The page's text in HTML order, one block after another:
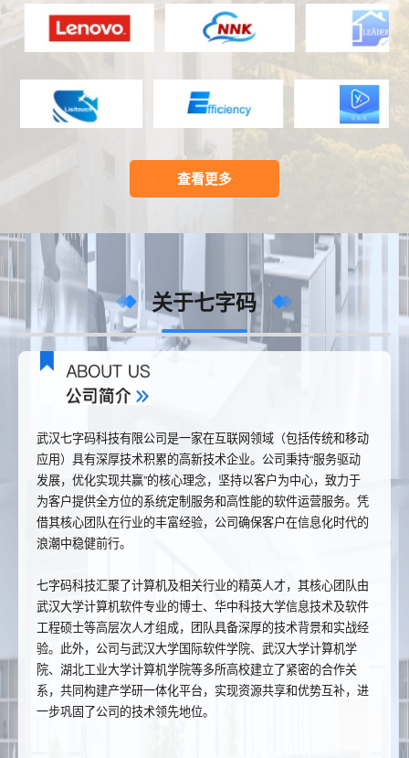
查看更多
关于七字码
武汉七字码科技有限公司是一家在互联网领域（包括传统和移动
应用）具有深厚技术积累的高新技术企业。公司秉持“服务驱动
发展，优化实现共赢”的核心理念，坚持以客户为中心，致力于
为客户提供全方位的系统定制服务和高性能的软件运营服务。凭
借其核心团队在行业的丰富经验，公司确保客户在信息化时代的
浪潮中稳健前行。
七字码科技汇聚了计算机及相关行业的精英人才，其核心团队由
武汉大学计算机软件专业的博士、华中科技大学信息技术及软件
工程硕士等高层次人才组成，团队具备深厚的技术背景和实战经
验。此外，公司与武汉大学国际软件学院、武汉大学计算机学
院、湖北工业大学计算机学院等多所高校建立了紧密的合作关
系，共同构建产学研一体化平台，实现资源共享和优势互补，进
一步巩固了公司的技术领先地位。